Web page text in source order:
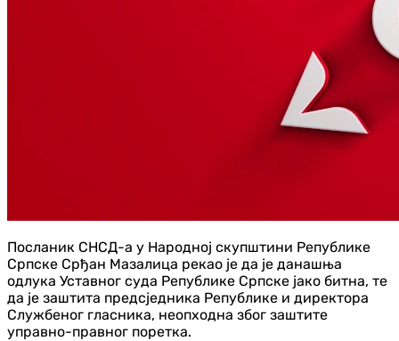
Посланик СНСД-а у Народној скупштини Републике
Српске Срђан Мазалица рекао је да је данашња
одлука Уставног суда Републике Српске јако битна, те
да је заштита предсједника Републике и директора
Службеног гласника, неопходна због заштите
управно-правног поретка.